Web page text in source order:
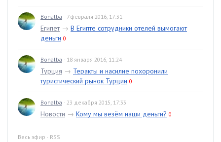
Bonalba · 7 февраля 2016, 17:31
Египет→ В Египте сотрудники отелей вымогают
деньги 0
Bonalba · 18 января 2016, 11:24
Турция → Теракты и насилие похоронили
туристический рынок Турции 0
Bonalba · 23 декабря 2015, 17:33
Новости → Кому мы везём наши деньги? 0
Весь эфир · RSS